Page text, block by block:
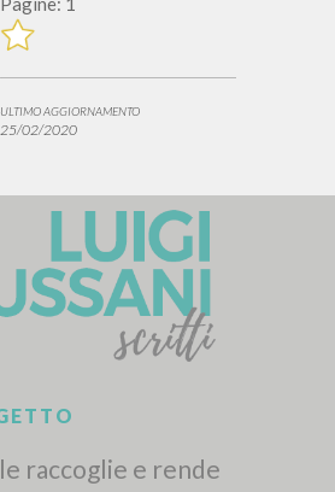
ULTIMO AGGIORNAMENTO
25/02/2020
TIPOLOGIA OPERA